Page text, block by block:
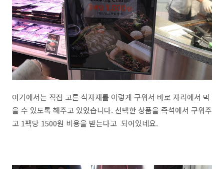
여기에서는 직접 고른 식자재를 이렇게 구워서 바로 자리에서 먹
을 수 있도록 해주고 있었습니다. 선택한 상품을 즉석에서 구워주
고 1팩당 1500원 비용을 받는다고 되어있네요.